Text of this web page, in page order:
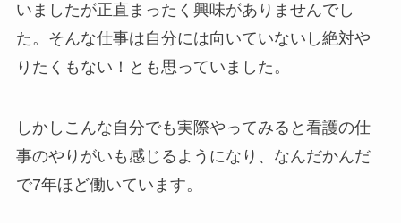
いましたが正直まったく興味がありませんでし
た。そんな仕事は自分には向いていないし絶対や
りたくもない！とも思っていました。
しかしこんな自分でも実際やってみると看護の仕
事のやりがいも感じるようになり、なんだかんだ
で7年ほど働いています。